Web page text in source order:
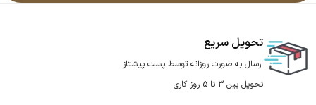
تحویل سریع
ارسال به صورت روزانه توسط پست پیشتاز
تحویل بین 3 تا 5 روز کاری